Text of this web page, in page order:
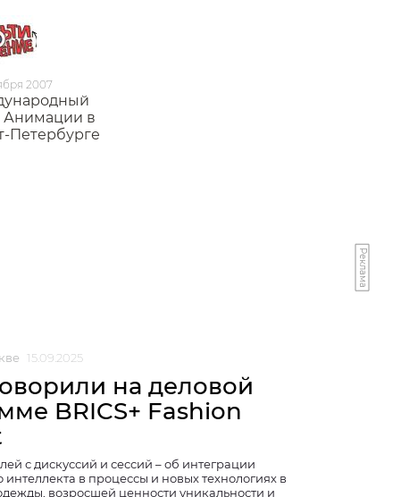
2007
Анимации в
Петербурге
Реклама
15.09.2025
на деловой
BRICS+ Fashion
с дискуссий и сессий – об интеграции
интеллекта в процессы и новых технологиях в
возросшей ценности уникальности и